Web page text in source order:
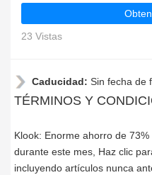
23 Vistas
Caducidad: Sin fecha de
TÉRMINOS Y
Klook: Enorme ahorro de
durante este mes, Haz clic
incluyendo artículos nunca